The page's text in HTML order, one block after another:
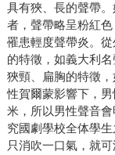
具有狹、長的聲帶
者，聲帶略呈粉紅
罹患輕度聲帶炎。
的特徵，如義大利
狹頸、扁胸的特徵
性賀爾蒙影響下，
米，所以男性聲音
究國劇學校全体學
只消吹一口氣，就